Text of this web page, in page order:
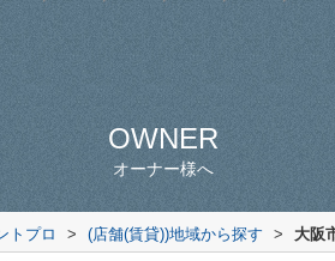
OWNER
オーナー様へ
トプロ > (店舗(賃貸))地域から探す > 大阪